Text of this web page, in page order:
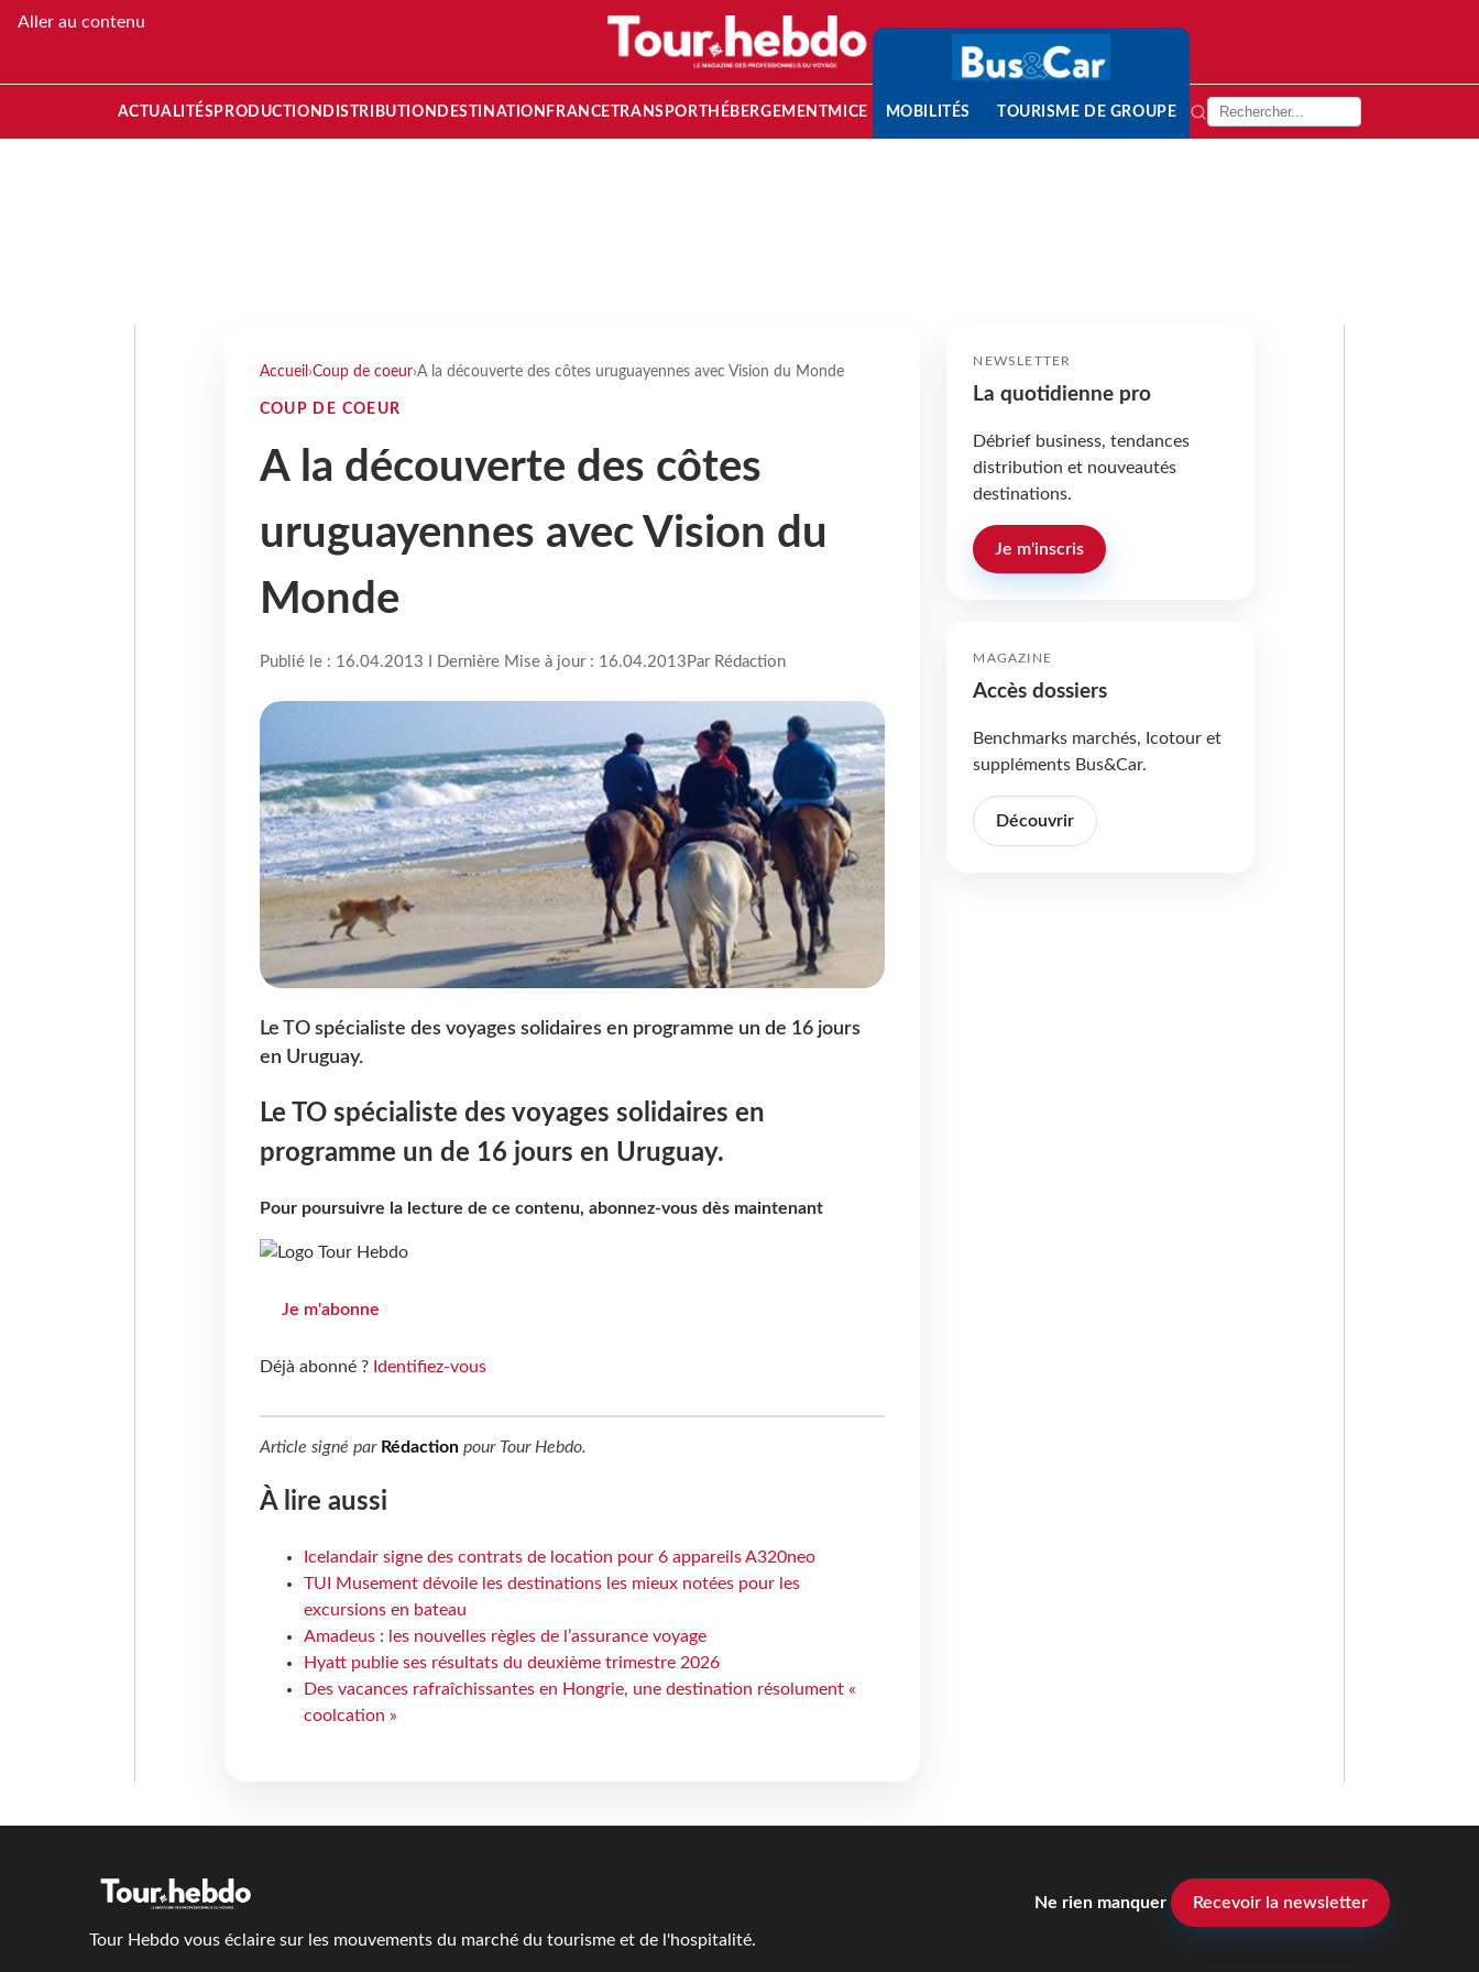
Aller au contenu
ACTUALITÉS PRODUCTION DISTRIBUTION DESTINATION FRANCETRANSPORT HÉBERGEMENTMICE MOBILITÉS TOURISME DE GROUPE
Accueil ›Coup de coeur›A la découverte des côtes uruguayennes avec Vision du Monde
COUP DE COEUR
A la découverte des côtes
uruguayennes avec Vision du
Monde
Publié le : 16.04.2013 I Dernière Mise à jour : 16.04.2013 Par Rédaction
Le TO spécialiste des voyages solidaires en programme un de 16 jours
en Uruguay.
Le TO spécialiste des voyages solidaires en
programme un de 16 jours en Uruguay.
Pour poursuivre la lecture de ce contenu, abonnez-vous dès maintenant
Je m'abonne
Déjà abonné ? Identifiez-vous
Article signé par Rédactionpour Tour Hebdo.
À lire aussi
Icelandair signe des contrats de location pour 6 appareils A320neo
TUI Musement dévoile les destinations les mieux notées pour les
excursions en bateau
Amadeus : les nouvelles règles de l’assurance voyage
Hyatt publie ses résultats du deuxième trimestre 2026
Des vacances rafraîchissantes en Hongrie, une destination résolument «
coolcation »
NEWSLETTER
La quotidienne pro
Débrief business, tendances
distribution et nouveautés
destinations.
Je m'inscris
MAGAZINE
Accès dossiers
Benchmarks marchés, Icotour et
suppléments Bus&Car.
Découvrir
Tour Hebdo vous éclaire sur les mouvements du marché du tourisme et de l'hospitalité.
Ne rien manquer Recevoir la newsletter